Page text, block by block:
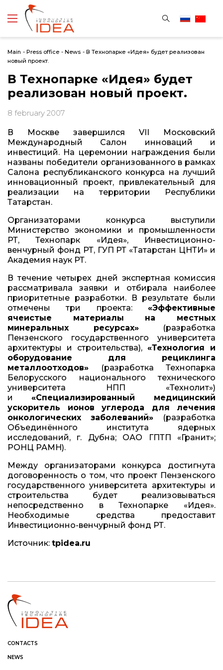
Main - Press office - News - В Технопарке «Идея» будет реализован
новый проект.
В Технопарке «Идея» будет
реализован новый проект.
8 february 2007
В Москве завершился VII Московский
Международный Салон инноваций и
инвестиций. На церемонии награждения были
названы победители организованного в рамках
Салона республиканского конкурса на лучший
инновационный проект, привлекательный для
реализации на территории Республики
Татарстан.
Организаторами конкурса выступили
Министерство экономики и промышленности
РТ, Технопарк «Идея», Инвестиционно-
венчурный фонд РТ, ГУП РТ «Татарстан ЦНТИ» и
Академия наук РТ.
В течение четырех дней экспертная комиссия
рассматривала заявки и отбирала наиболее
приоритетные разработки. В результате были
отмечены три проекта: «Эффективные
ячеистые материалы на местных
минеральных ресурсах»(разработка
Пензенского государственного университета
архитектуры и строительства), «Технология и
оборудование для рециклинга
металлоотходов»
(разработка Технопарка
Белорусского национального технического
университета НПП «Технолит»)
и «Специализированный медицинский
ускоритель ионов углерода для лечения
онкологических заболеваний»
(разработка
Объединённого института ядерных
исследований, г. Дубна; ОАО ГПТП «Гранит»;
РОНЦ РАМН).
Между организаторами конкурса достигнута
договоренность о том, что проект Пензенского
государственного университета архитектуры и
строительства будет реализовываться
непосредственно в Технопарке «Идея».
Необходимые средства предоставит
Инвестиционно-венчурный фонд РТ.
Источник: tpidea.ru
CONTACTS
NEWS